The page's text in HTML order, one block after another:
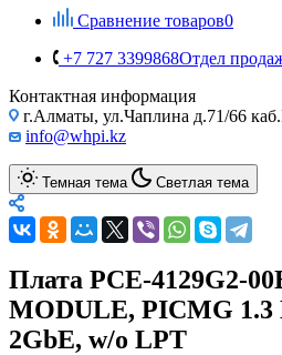
Сравнение товаров0
+7 727 3399868Отдел
Контактная информация
г.Алматы, ул.Чаплина д.71/66
info@whpi.kz
Темная тема Светлая тема
Плата PCE-4129G2-
MODULE, PICMG 1.3
2GbE, w/o LPT